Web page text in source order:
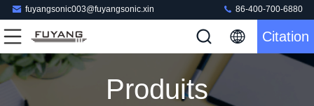
fuyangsonic003@fuyangsonic.xin 86-400-700-6880
Citation
Produits